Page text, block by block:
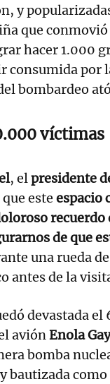
y
que
hacer 1.000
consumida por
bombardeo
víctimas
, elpresidente
este espacio
recuerdo
de que
una rueda
antes de la
devastada el
aviónEnola Gay
bomba
bautizada